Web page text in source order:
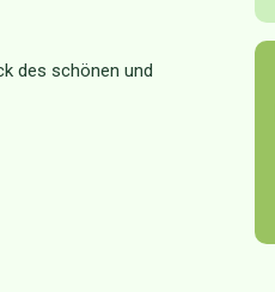
des schönen und